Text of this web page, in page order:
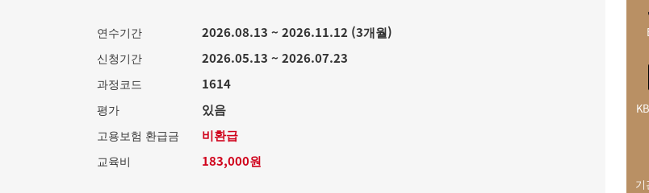
MY 쿠폰
MY 활동
주문내역
기
연수기간 2026.08.13 ~ 2026.11.12 (3개월)
신청기간 2026.05.13 ~ 2026.07.23
과정코드 1614
평가 있음
고용보험 환급금 비환급
교육비 183,000원